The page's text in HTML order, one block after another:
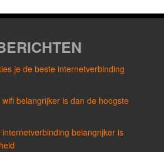
je de beste internetverbinding
belangrijker is dan de hoogste
belangrijker is